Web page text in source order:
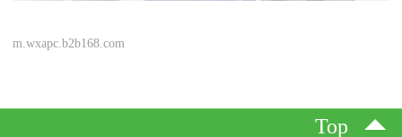
m.wxapc.b2b168.com
Top